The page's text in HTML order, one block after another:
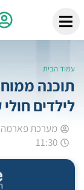
עמוד הבית
תוכנה
לילדים חולי
מערכת
11:30